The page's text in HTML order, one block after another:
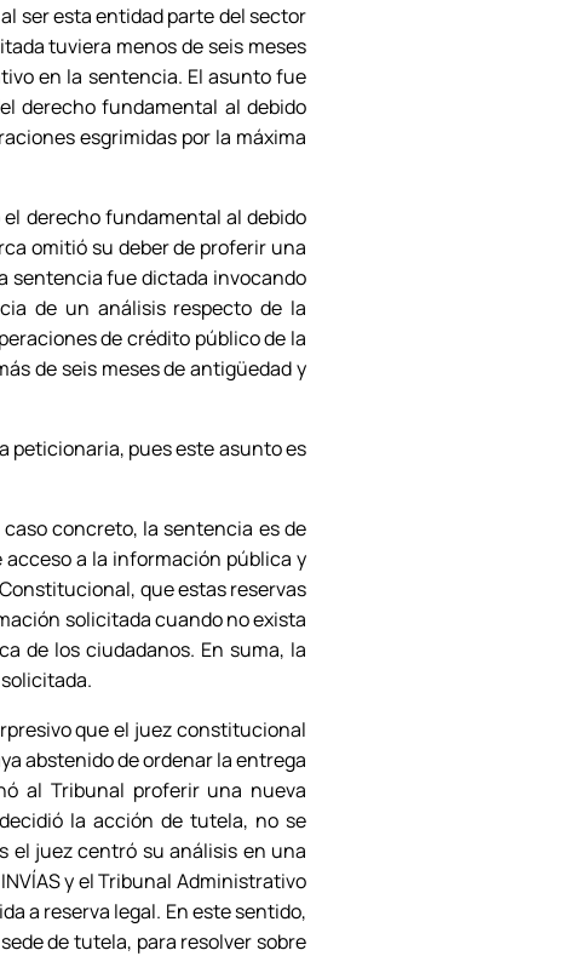
ser esta entidad parte del sector
tuviera menos de seis meses
en la sentencia. El asunto fue
derecho fundamental al debido
esgrimidas por la máxima
derecho fundamental al debido
omitió su deber de proferir una
sentencia fue dictada invocando
de un análisis respecto de la
de crédito público de la
de seis meses de antigüedad y
peticionaria, pues este asunto es
concreto, la sentencia es de
a la información pública y
que estas reservas
solicitada cuando no exista
de los ciudadanos. En suma, la
que el juez constitucional
abstenido de ordenar la entrega
al Tribunal proferir una nueva
la acción de tutela, no se
el juez centró su análisis en una
y el Tribunal Administrativo
a reserva legal. En este sentido,
de tutela, para resolver sobre